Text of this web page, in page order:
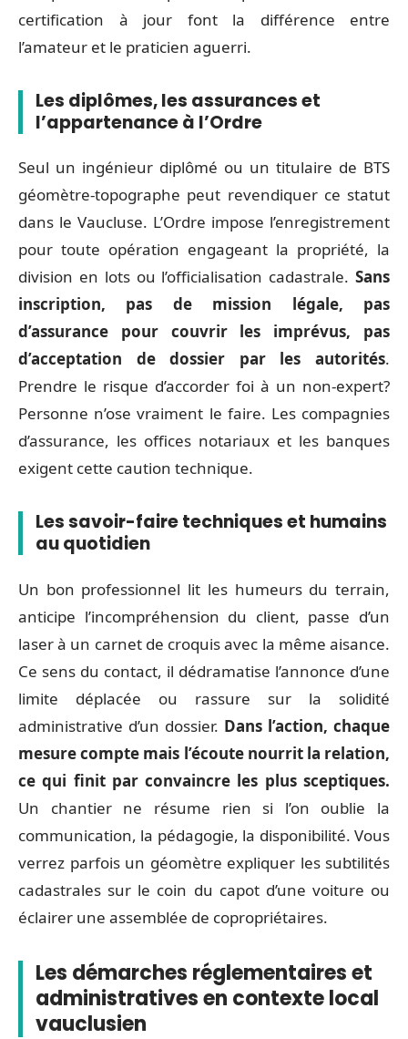
certification à jour font la différence entre
l’amateur et le praticien aguerri.
Les diplômes, les assurances et
l’appartenance à l’Ordre
Seul un ingénieur diplômé ou un titulaire de BTS
géomètre-topographe peut revendiquer ce statut
dans le Vaucluse. L’Ordre impose l’enregistrement
pour toute opération engageant la propriété, la
division en lots ou l’officialisation cadastrale. Sans
inscription, pas de mission légale, pas
d’assurance pour couvrir les imprévus, pas
d’acceptation de dossier par les autorités.
Prendre le risque d’accorder foi à un non-expert?
Personne n’ose vraiment le faire. Les compagnies
d’assurance, les offices notariaux et les banques
exigent cette caution technique.
Les savoir-faire techniques et humains
au quotidien
Un bon professionnel lit les humeurs du terrain,
anticipe l’incompréhension du client, passe d’un
laser à un carnet de croquis avec la même aisance.
Ce sens du contact, il dédramatise l’annonce d’une
limite déplacée ou rassure sur la solidité
administrative d’un dossier. Dans l’action, chaque
mesure compte mais l’écoute nourrit la relation,
ce qui finit par convaincre les plus sceptiques.
Un chantier ne résume rien si l’on oublie la
communication, la pédagogie, la disponibilité. Vous
verrez parfois un géomètre expliquer les subtilités
cadastrales sur le coin du capot d’une voiture ou
éclairer une assemblée de copropriétaires.
Les démarches réglementaires et
administratives en contexte local
vauclusien